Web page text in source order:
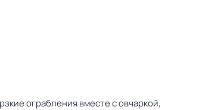
ограбления вместе с овчаркой,